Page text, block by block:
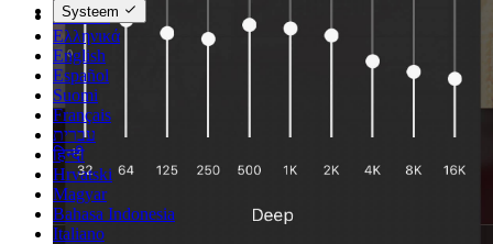
Deutsch
Ελληνικά
English
Español
Suomi
Français
עברית
हिन्दी
Hrvatski
Magyar
Bahasa Indonesia
Italiano
Systeem